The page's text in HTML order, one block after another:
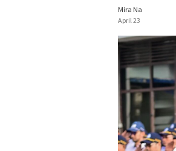
Mira Na
April 23